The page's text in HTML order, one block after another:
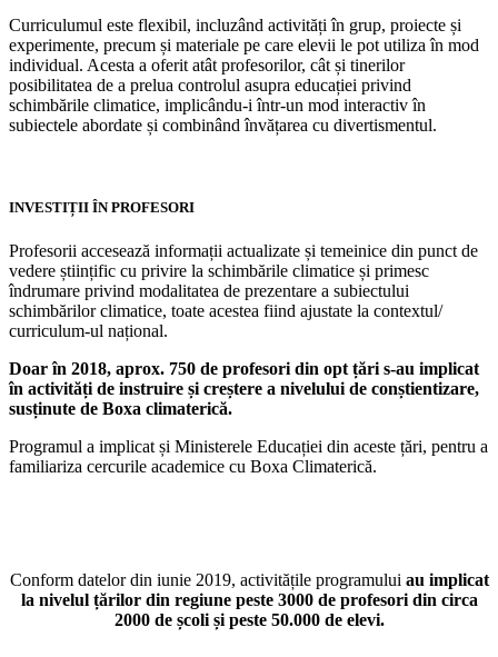
Curriculumul este flexibil, incluzând activități în grup, proiecte și
experimente, precum și materiale pe care elevii le pot utiliza în mod
individual. Acesta a oferit atât profesorilor, cât și tinerilor
posibilitatea de a prelua controlul asupra educației privind
schimbările climatice, implicându-i într-un mod interactiv în
subiectele abordate și combinând învățarea cu divertismentul.
INVESTIȚII ÎN PROFESORI
Profesorii accesează informații actualizate și temeinice din punct de
vedere științific cu privire la schimbările climatice și primesc
îndrumare privind modalitatea de prezentare a subiectului
schimbărilor climatice, toate acestea fiind ajustate la contextul/
curriculum-ul național.
Doar în 2018, aprox. 750 de profesori din opt țări s-au implicat
în activități de instruire și creștere a nivelului de conștientizare,
susținute de Boxa climaterică.
Programul a implicat și Ministerele Educației din aceste țări, pentru a
familiariza cercurile academice cu Boxa Climaterică.
Conform datelor din iunie 2019, activitățile programului au implicat
la nivelul țărilor din regiune peste 3000 de profesori din circa
2000 de școli și peste 50.000 de elevi.